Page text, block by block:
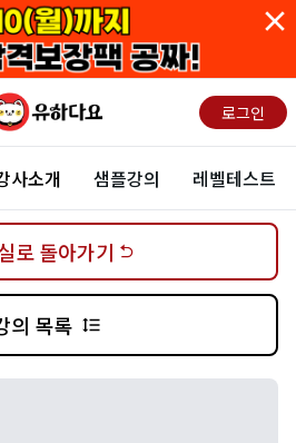
로그인
사소개 샘플강의 레벨테스트
로 돌아가기
의 목록